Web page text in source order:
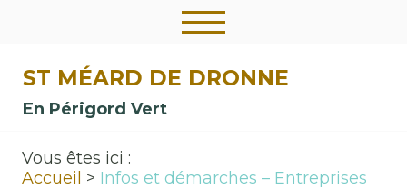
ST MÉARD DE DRONNE
En Périgord Vert
Vous êtes ici :
Accueil
Infos et démarches – Entreprises